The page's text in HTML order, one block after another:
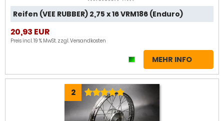
Reifen (VEE RUBBER) 2,75 x 16 VRM186 (Enduro)
20,93 EUR
Preis incl. 19 % MwSt. zzgl.Versandkosten
MEHR INFO
2